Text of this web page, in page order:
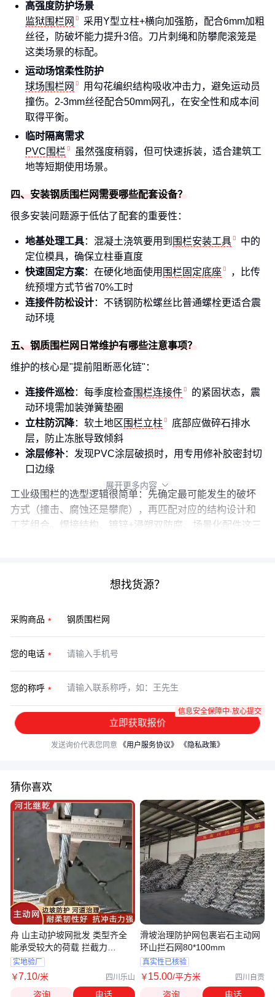
高强度防护场景
监狱围栏网
采用Y型立柱+横向加强筋，配合6mm加粗
丝径，防破坏能力提升3倍。刀片刺绳和防攀爬滚笼是
这类场景的标配。
运动场馆柔性防护
球场围栏网
用勾花编织结构吸收冲击力，避免运动员
撞伤。2-3mm丝径配合50mm网孔，在安全性和成本间
取得平衡。
临时隔离需求
PVC围栏
虽然强度稍弱，但可快速拆装，适合建筑工
地等短期使用场景。
四、安装钢质围栏网需要哪些配套设备？
很多安装问题源于低估了配套的重要性：
地基处理工具：混凝土浇筑要用到 围栏安装工具
中的
定位模具，确保立柱垂直度
快速固定方案：在硬化地面使用 围栏固定底座
，比传
统预埋方式节省70%工时
连接件防松设计：不锈钢防松螺丝比普通螺栓更适合震
动环境
五、钢质围栏网日常维护有哪些注意事项？
维护的核心是"提前阻断恶化链"：
连接件巡检：每季度检查围栏连接件
的紧固状态，震
动环境需加装弹簧垫圈
立柱防沉降：软土地区 围栏立柱
底部应做碎石排水
层，防止冻胀导致倾斜
涂层修补：发现PVC涂层破损时，用专用修补胶密封切
口边缘
工业级围栏的选型逻辑很简单：先确定最可能发生的破坏
方式（撞击、腐蚀还是攀爬），再匹配对应的结构设计和
工艺组合。焊接结构、镀锌+浸塑双防腐、场景化配件这三
展开更多内容 
想找货源？
采购商品
您的电话
您的称呼
立即获取报价
信息安全保障中·放心提交
发送询价代表您同意 《用户服务协议》 《隐私政策》
猜你喜欢
舟 山主动护坡网批发 类型齐全
能承受较大的荷载 拦截力
1000KJ
实地验厂
￥7.10/米 四川乐山
咨询 电话
滑坡治理防护网包裹岩石主动网
环山拦石网80*100mm
真实性已核验
￥15.00/平方米 四川自贡
咨询 电话